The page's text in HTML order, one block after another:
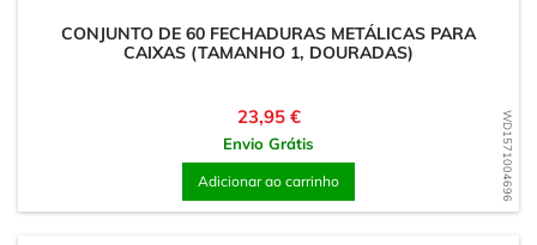
WD1571004696
CONJUNTO DE 60 FECHADURAS METÁLICAS PARA
CAIXAS (TAMANHO 1, DOURADAS)
Preço
23,95 €
Envio Grátis
Adicionar ao carrinho